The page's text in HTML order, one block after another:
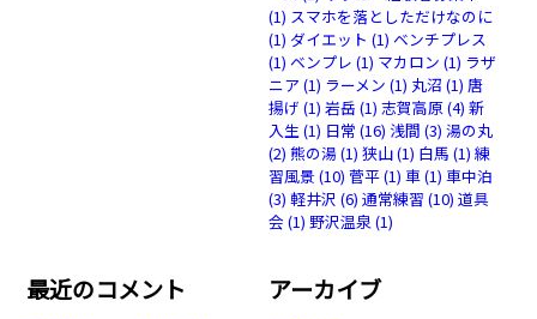
(1) スマホを落としただけなのに
(1) ダイエット (1) ベンチプレス
(1) ベンプレ (1) マカロン (1) ラザ
ニア (1) ラーメン (1) 丸沼 (1) 唐
揚げ (1) 岩岳 (1) 志賀高原(4) 新
入生(1) 日常 (16) 浅間 (3) 湯の丸
(2) 熊の湯(1) 狭山(1) 白馬 (1) 練
習風景(10) 菅平(1) 車(1) 車中泊
(3) 軽井沢 (6) 通常練習 (10) 道具
会 (1) 野沢温泉(1)
最近のコメント アーカイブ